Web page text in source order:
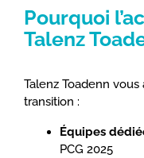
Pourquoi
Talenz
Talenz Toadenn
transition :
Équipes
PCG 2025